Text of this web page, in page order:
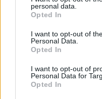
grant or deny consent to
use your data for below
consent section.
personal data.
Opted In
I want to opt-out of
Personal Data.
Opted In
I want to opt-out of
Personal Data for
Opted In